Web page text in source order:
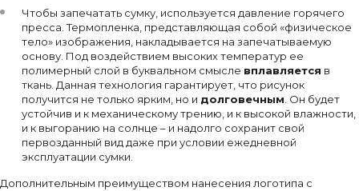
Чтобы запечатать сумку, используется давление горячего
пресса. Термопленка, представляющая собой «физическое
тело» изображения, накладывается на запечатываемую
основу. Под воздействием высоких температур ее
полимерный слой в буквальном смысле вплавляется в
ткань. Данная технология гарантирует, что рисунок
получится не только ярким, но и долговечным . Он будет
устойчив и к механическому трению, и к высокой влажности,
и к выгоранию на солнце – и надолго сохранит свой
первозданный вид даже при условии ежедневной
эксплуатации сумки.
Дополнительным преимуществом нанесения логотипа с